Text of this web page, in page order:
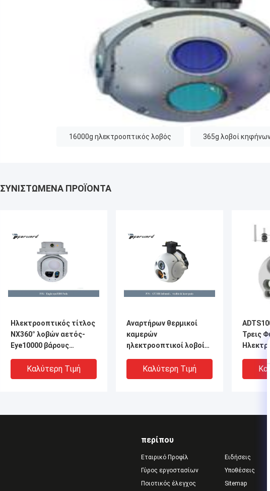
16000g ηλεκτροοπτικός λοβός 365g λοβοί
ΣΥΝΙΣΤΏΜΕΝΑ ΠΡΟΪΌΝΤΑ
Ηλεκτροοπτικός τίτλος
NX360° λοβών αετός-
Eye10000 βάρους
Καλύτερη Τιμή
Αναρτήρων θερμικοί
καμερών
ηλεκτροοπτικοί λοβοί
ορατοίΚαλύτερη Τιμή
Τρεις
περίπου
Εταιρικό Προφίλ
Γύρος εργοστασίων
Ποιοτικός έλεγχος
Ειδήσεις
Υποθέσεις
Sitemap